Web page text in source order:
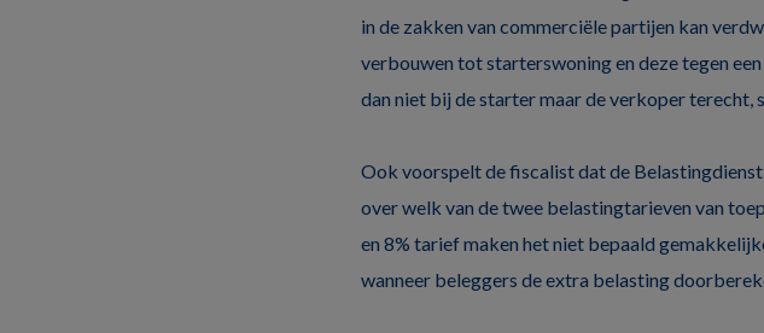
in de zakken van commerciële partijen kan
verbouwen tot starterswoning en deze tegen
dan niet bij de starter maar de verkoper terecht,
Ook voorspelt de fiscalist dat de
over welk van de twee belastingtarieven van
en 8% tarief maken het niet bepaald
wanneer beleggers de extra belasting